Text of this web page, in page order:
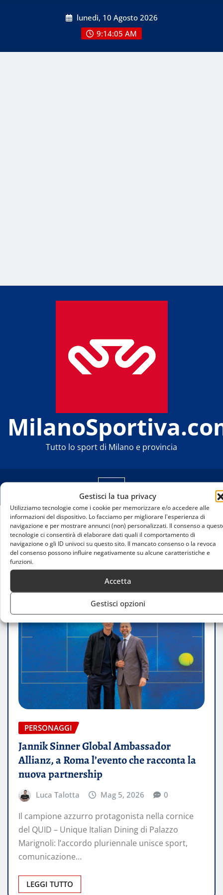
Gestisci la tua privacy
Utilizziamo tecnologie come i cookie per memorizzare e/o accedere alle
informazioni del dispositivo. Lo facciamo per migliorare l'esperienza di
navigazione e per mostrare annunci (non) personalizzati. Il consenso a
tecnologie ci consentirà di elaborare dati quali il comportamento di
navigazione o gli ID univoci su questo sito. Il mancato consenso o la revoca
del consenso possono influire negativamente su alcune caratteristiche e
funzioni.
Accetta
Gestisci opzioni
lunedì, 10 Agosto 2026
9:14:05 AM
Tutto lo sport di Milano e provincia
Home
Jannik Sinner Global Ambassador Allianz, a Roma
l’evento che racconta la nuova partnership
PERSONAGGI
Jannik Sinner Global Ambassador
Allianz, a Roma l’evento che racconta la
nuova partnership
Luca Talotta Mag 5, 2026 0
Il campione azzurro protagonista nella cornice
del QUID – Unique Italian Dining di Palazzo
Marignoli: l’accordo pluriennale unisce sport,
comunicazione…
LEGGI TUTTO